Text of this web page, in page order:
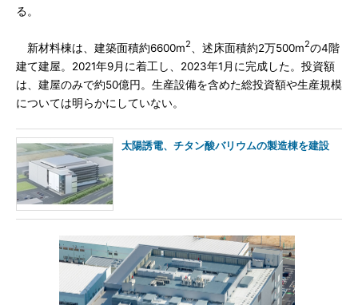
る。
新材料棟は、建築面積約6600m2 、述床面積約2万500m2の4階
建て建屋。2021年9月に着工し、2023年1月に完成した。投資額
は、建屋のみで約50億円。生産設備を含めた総投資額や生産規模
については明らかにしていない。
太陽誘電、チタン酸バリウムの製造棟を建設